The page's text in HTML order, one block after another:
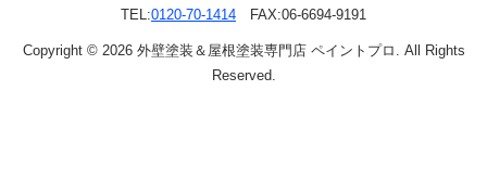
TEL:0120-70-1414 FAX:06-6694-9191
Copyright © 2026 外壁塗装＆屋根塗装専門店 ペイントプロ. All Rights
Reserved.